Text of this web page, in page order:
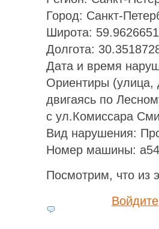
Город: Санкт-
Широта:
Долгота:
Дата и время
Ориентиры (улица,
двигаясь по
с ул.Комиссара
Вид нарушения:
Номер машины:
Посмотрим, что из
Войдите